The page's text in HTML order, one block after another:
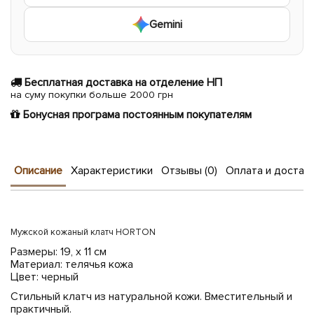
Gemini
Бесплатная доставка на отделение НП
на суму покупки больше 2000 грн
Бонусная програма постоянным покупателям
Описание Характеристики Отзывы (0) Оплата и
Мужской кожаный клатч HORTON
Размеры: 19, x 11 cм
Материал: телячья кожа
Цвет: черный
Стильный клатч из натуральной кожи. Вместительный и
практичный.